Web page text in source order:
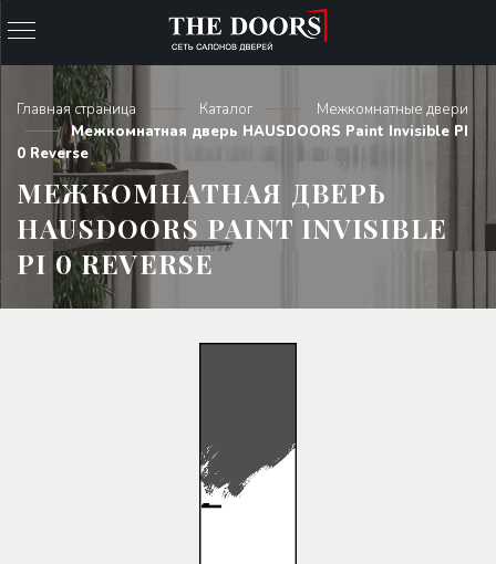
Главная страница Каталог
Межкомнатные двери
Межкомнатная дверь HAUSDOORS Paint Invisible PI
0 Reverse
МЕЖКОМНАТНАЯ ДВЕРЬ
HAUSDOORS PAINT INVISIBLE
PI 0 REVERSE